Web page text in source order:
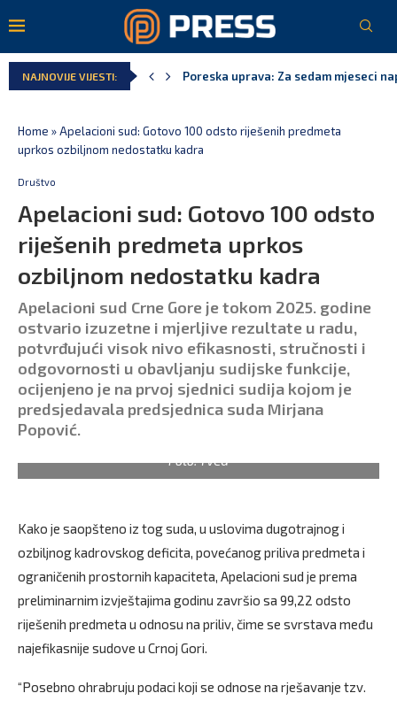
NAJNOVIJE VIJESTI:
Poreska uprava: Za sedam mjeseci
Home »Apelacioni sud: Gotovo 100 odsto riješenih predmeta
uprkos ozbiljnom nedostatku kadra
Društvo
Apelacioni sud: Gotovo 100 odsto
riješenih predmeta uprkos
ozbiljnom nedostatku kadra
Apelacioni sud Crne Gore je tokom 2025. godine
ostvario izuzetne i mjerljive rezultate u radu,
potvrđujući visok nivo efikasnosti, stručnosti i
odgovornosti u obavljanju sudijske funkcije,
ocijenjeno je na prvoj sjednici sudija kojom je
predsjedavala predsjednica suda Mirjana
Popović.
Foto: TVCG
Kako je saopšteno iz tog suda, u uslovima dugotrajnog i
ozbiljnog kadrovskog deficita, povećanog priliva predmeta i
ograničenih prostornih kapaciteta, Apelacioni sud je prema
preliminarnim izvještajima godinu završio sa 99,22 odsto
riješenih predmeta u odnosu na priliv, čime se svrstava među
najefikasnije sudove u Crnoj Gori.
“Posebno ohrabruju podaci koji se odnose na rješavanje tzv.